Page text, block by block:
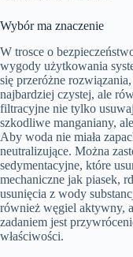
Wybór ma znaczenie
W trosce o
wygody użytkowania
się przeróżne
najbardziej czystej, ale
filtracyjne nie tylko
szkodliwe manganiany,
Aby woda nie miała
neutralizujące. Można
sedymentacyjne, które
mechaniczne jak piasek,
usunięcia z wody
również węgiel aktywny,
zadaniem jest
właściwości.